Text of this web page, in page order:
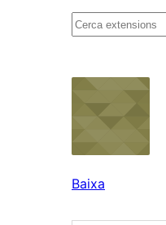
Cerca
Baixa